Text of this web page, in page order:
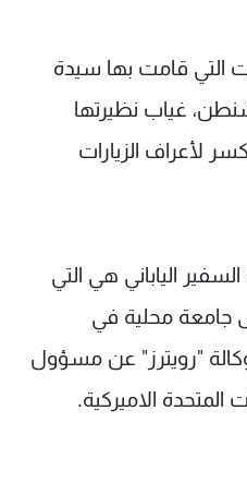
التي قامت بها سيدة
غياب نظيرتها
لأعراف الزيارات
الياباني هي التي
جامعة محلية في
"رويترز" عن مسؤول
المتحدة الاميركية.